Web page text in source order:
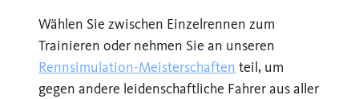
Wählen Sie zwischen Einzelrennen zum
Trainieren oder nehmen Sie an unseren
Rennsimulation-Meisterschaften teil, um
gegen andere leidenschaftliche Fahrer aus aller